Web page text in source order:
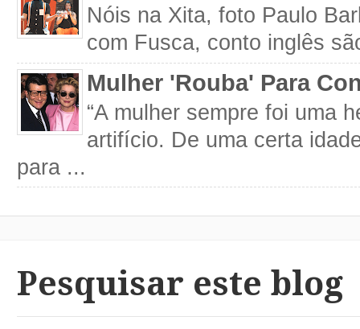
Nóis na Xita, foto Paulo
com Fusca, conto inglês
Mulher 'Rouba' Para
“A mulher sempre foi uma
artifício. De uma certa
para ...
Pesquisar este blog